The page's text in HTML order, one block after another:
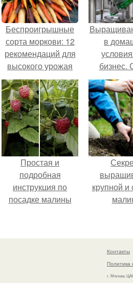
Беспроигрышные
сорта моркови: 12
рекомендаций для
высокого урожая
в
бизнес.
и
Простая и
подробная
инструкция по
посадке малины
крупной и
Контакты
Политика
г. Москва,